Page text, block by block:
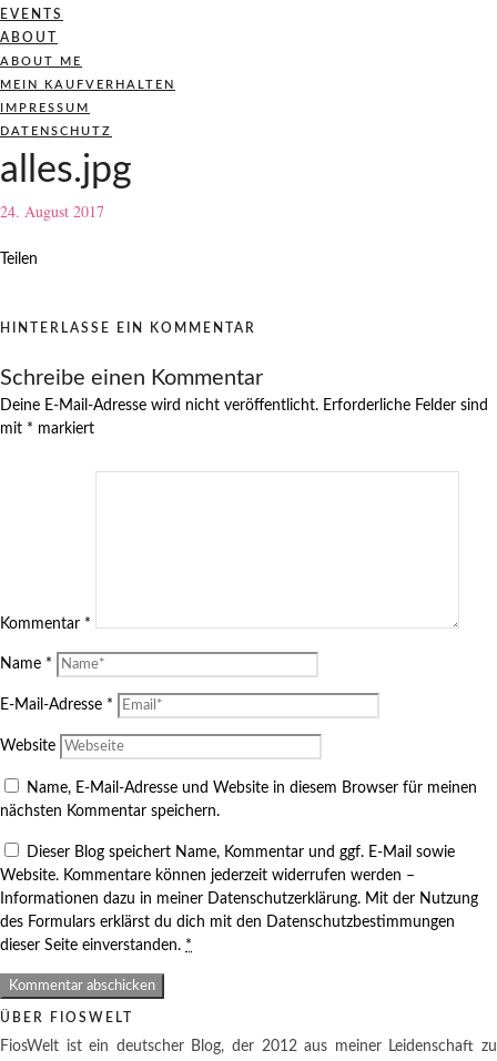
EVENTS
ABOUT
ABOUT ME
MEIN KAUFVERHALTEN
IMPRESSUM
DATENSCHUTZ
alles.jpg
24. August 2017
Teilen
HINTERLASSE EIN KOMMENTAR
Schreibe einen Kommentar
Deine E-Mail-Adresse wird nicht veröffentlicht. Erforderliche Felder sind
mit * markiert
Kommentar *
Name *
E-Mail-Adresse *
Website
Name, E-Mail-Adresse und Website in diesem Browser für meinen
nächsten Kommentar speichern.
Dieser Blog speichert Name, Kommentar und ggf. E-Mail sowie
Website. Kommentare können jederzeit widerrufen werden –
Informationen dazu in meiner Datenschutzerklärung. Mit der Nutzung
des Formulars erklärst du dich mit den Datenschutzbestimmungen
dieser Seite einverstanden. *
ÜBER FIOSWELT
FiosWelt ist ein deutscher Blog, der 2012 aus meiner Leidenschaft zu